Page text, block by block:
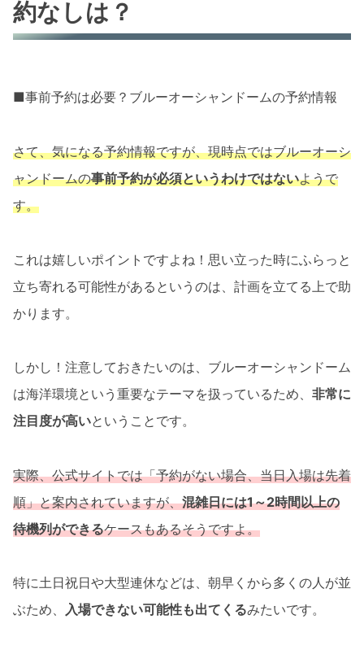
約なしは？
■事前予約は必要？ブルーオーシャンドームの予約情報
さて、気になる予約情報ですが、現時点ではブルーオーシ
ャンドームの事前予約が必須というわけではないようで
す。
これは嬉しいポイントですよね！思い立った時にふらっと
立ち寄れる可能性があるというのは、計画を立てる上で助
かります。
しかし！注意しておきたいのは、ブルーオーシャンドーム
は海洋環境という重要なテーマを扱っているため、 非常に
注目度が高いということです。
実際、公式サイトでは「予約がない場合、当日入場は先着
順」と案内されていますが、混雑日には1～2時間以上の
待機列ができるケースもあるそうですよ。
特に土日祝日や大型連休などは、朝早くから多くの人が並
ぶため、 入場できない可能性も出てくるみたいです。